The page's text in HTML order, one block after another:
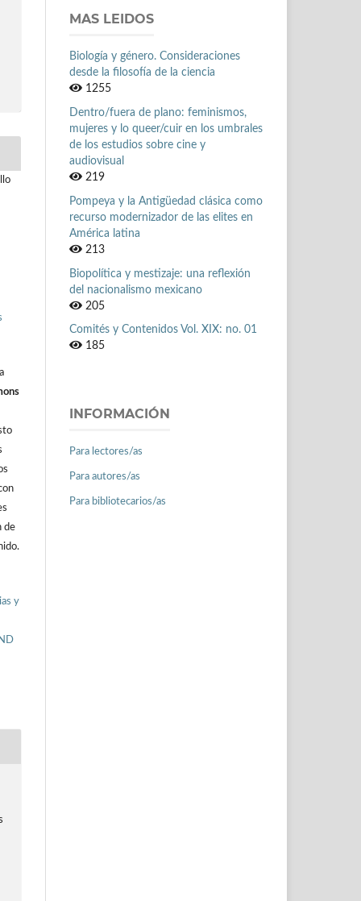
de
y
MAS LEIDOS
Biología y género. Consideraciones
desde la filosofía de la ciencia
1255
Dentro/fuera de plano: feminismos,
mujeres y lo queer/cuir en los umbrales
de los estudios sobre cine y
audiovisual
219
Pompeya y la Antigüedad clásica como
recurso modernizador de las elites en
América latina
213
Biopolítica y mestizaje: una reflexión
del nacionalismo mexicano
205
Comités y Contenidos Vol. XIX: no. 01
185
INFORMACIÓN
Para lectores/as
Para autores/as
Para bibliotecarios/as